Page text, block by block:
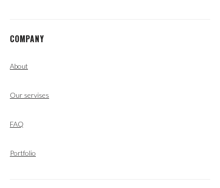
COMPANY
About
Our servises
FAQ
Portfolio